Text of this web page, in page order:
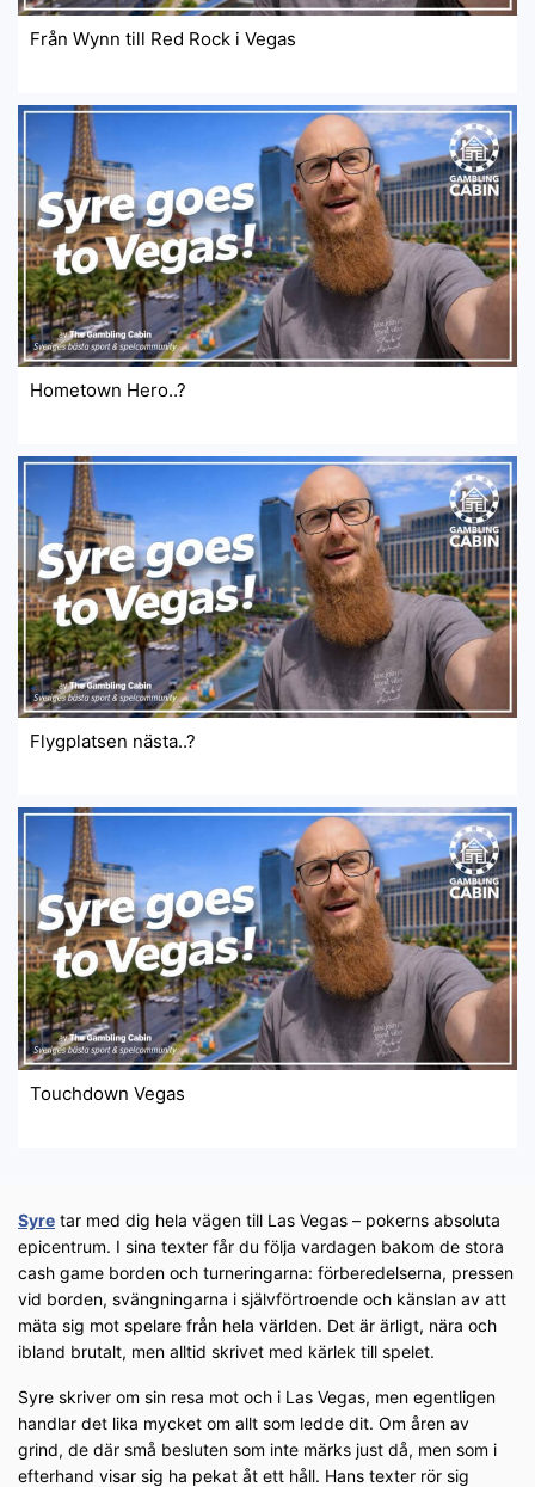
Från Wynn till Red Rock i Vegas
Hometown Hero..?
Flygplatsen nästa..?
Touchdown Vegas
Syre tar med dig hela vägen till Las Vegas – pokerns absoluta
epicentrum. I sina texter får du följa vardagen bakom de stora
cash game borden och turneringarna: förberedelserna, pressen
vid borden, svängningarna i självförtroende och känslan av att
mäta sig mot spelare från hela världen. Det är ärligt, nära och
ibland brutalt, men alltid skrivet med kärlek till spelet.
Syre skriver om sin resa mot och i Las Vegas, men egentligen
handlar det lika mycket om allt som ledde dit. Om åren av
grind, de där små besluten som inte märks just då, men som i
efterhand visar sig ha pekat åt ett håll. Hans texter rör sig